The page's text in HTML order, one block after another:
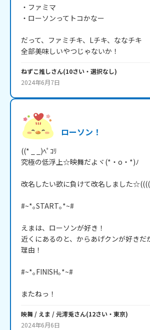
・ファミマ
・ローソンってトコかなー
だって、ファミチキ、Lチキ、ななチキ
全部美味しいやつじゃないか！
ねずこ推しさん(10さい・ 選択なし)
2024年6月7日
ローソン！
((* _ _)ﾍﾟｺﾘ
究極の低浮上☆映舞だよヾ(*・o・*)ﾉ
改名したい欲に負けて改名しました☆((((
#~*｡START｡*~#
えまは、ローソンが好き！
近くにあるのと、からあげクンが好きだ
理由！
#~*｡FINISH｡*~#
またねっ！
映舞 / えま / 元澪兎さん(12さい・ 東京)
2024年6月6日